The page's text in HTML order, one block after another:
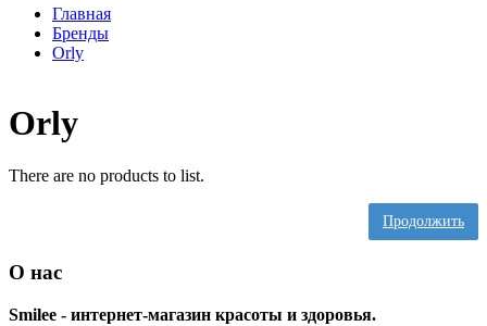
Главная
Бренды
Orly
Orly
There are no products to list.
Продолжить
О нас
Smilee - интернет-магазин красоты и здоровья.